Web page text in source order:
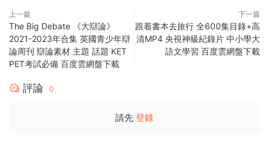
上一篇
The Big Debate 《大辯論》
2021-2023年合集 英國青少年辯
論周刊 辯論素材 主題 話題 KET
PET考試必備 百度雲網盤下載
下一篇
跟着書本去旅行 全600集目錄+高
清MP4 央視神級紀錄片 中小學大
語文學習 百度雲網盤下載
評論 0
請先 登錄